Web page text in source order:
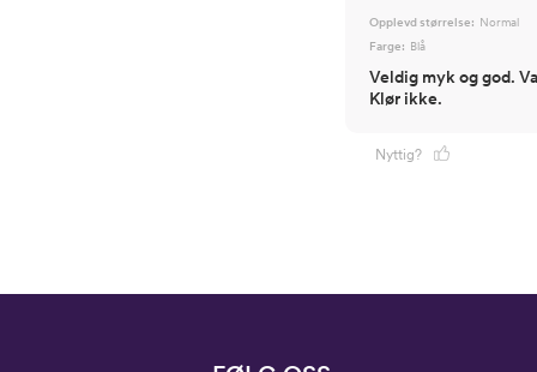
Opplevd størrelse: Normal
Farge: Blå
Veldig myk og god.
Klør ikke.
Nyttig?